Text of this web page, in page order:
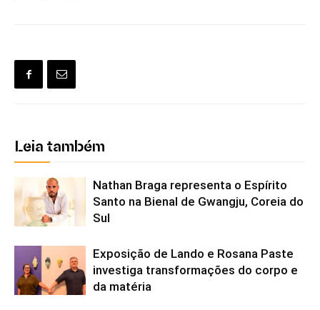
Leia também
Nathan Braga representa o Espírito
Santo na Bienal de Gwangju, Coreia do
Sul
Exposição de Lando e Rosana Paste
investiga transformações do corpo e
da matéria